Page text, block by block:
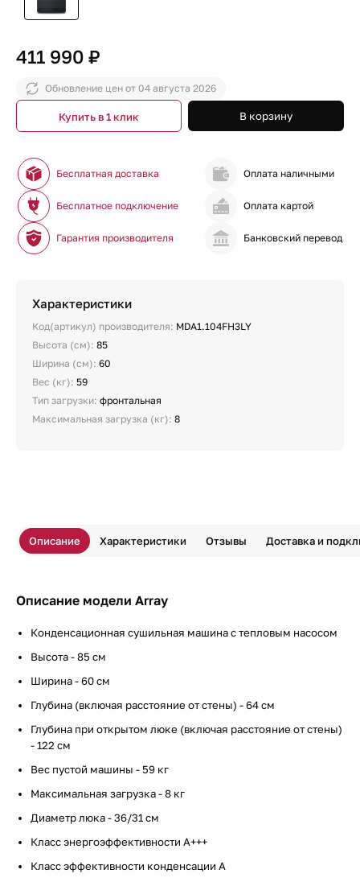
411 990 ₽
Обновление цен от 04 августа 2026
В корзину
Купить в 1 клик
Бесплатная доставка
Бесплатное подключение
Гарантия производителя
Оплата наличными
Оплата картой
Банковский перевод
Характеристики
Код(артикул) производителя: MDA1.104FH3LY
Высота (см): 85
Ширина (см): 60
Вес (кг): 59
Тип загрузки: фронтальная
Максимальная загрузка (кг): 8
Описание Характеристики Отзывы Доставка и
Описание модели Array
Конденсационная сушильная машина с тепловым насосом
Высота - 85 см
Ширина - 60 см
Глубина (включая расстояние от стены) - 64 см
Глубина при открытом люке (включая расстояние от стены)
- 122 см
Вес пустой машины - 59 кг
Максимальная загрузка - 8 кг
Диаметр люка - 36/31 см
Класс энергоэффективности A+++
Класс эффективности конденсации A